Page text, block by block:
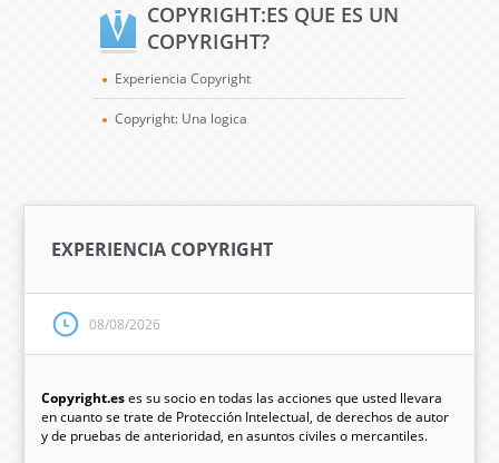
COPYRIGHT:ES QUE ES UN
COPYRIGHT?
Experiencia Copyright
Copyright: Una logica
EXPERIENCIA COPYRIGHT
08/08/2026
Copyright.eses su socio en todas las acciones que usted llevara
en cuanto se trate de Protección Intelectual, de derechos de autor
y de pruebas de anterioridad, en asuntos civiles o mercantiles.